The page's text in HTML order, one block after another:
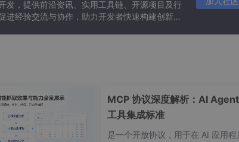
发，提供前沿资讯、实用工具链、开源项目及行
经验交流与协作，助力开发者快速构建创新智
MCP 协议深度解析：AI
工具集成标准
是一个开放协议，用于在 AI 应用程